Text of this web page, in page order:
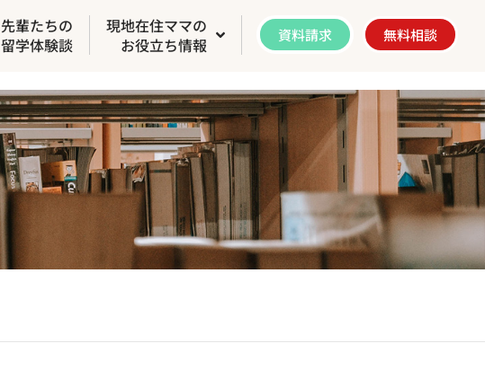
先輩たちの
留学体験談
現地在住ママの
お役立ち情報
無料相談
資料請求